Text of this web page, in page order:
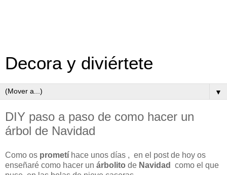
Decora y diviértete
▼
DIY paso a paso de como hacer un
árbol de Navidad
Como os prometí hace unos días , en el post de hoy os
enseñaré como hacer un árbolito de Navidad
como el que